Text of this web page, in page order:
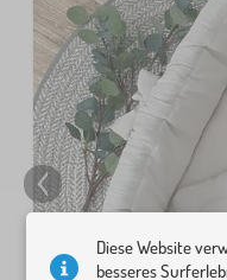
Diese Website
besseres